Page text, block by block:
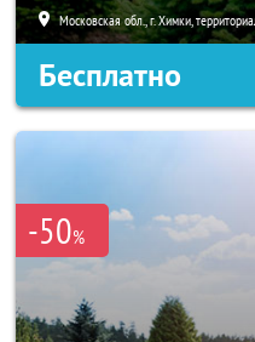
Московская обл., г. Химки,
Бесплатно
-50%